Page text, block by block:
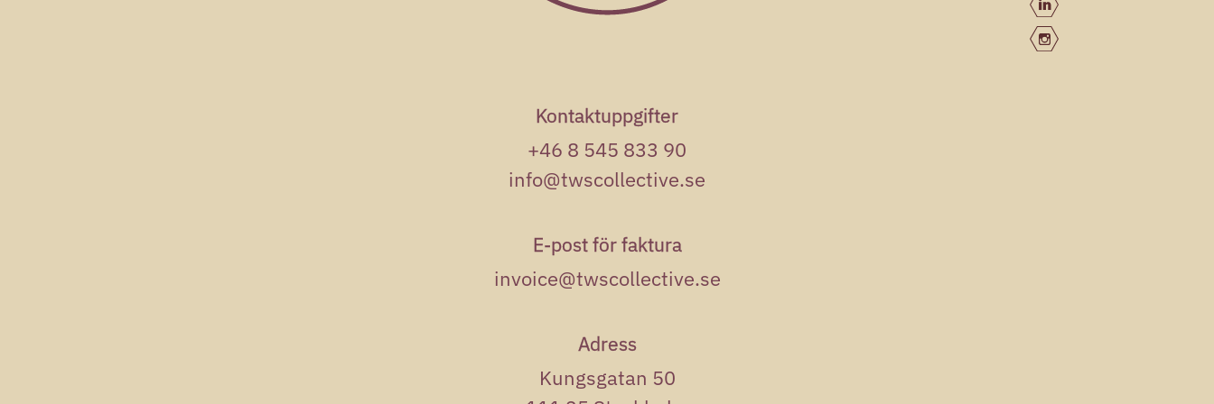
Kontaktuppgifter
+46 8 545 833 90
info@twscollective.se
E-post för faktura
invoice@twscollective.se
Adress
Kungsgatan 50